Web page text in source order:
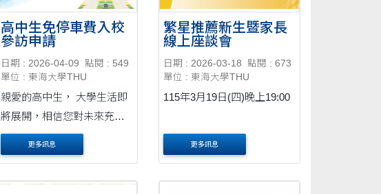
高中生免停車費入校
參訪申請
日期 : 2026-04-09
點閱 : 549
單位 : 東海大學THU
親愛的高中生， 大學生活即
將展開，相信您對未來充滿
期待！為了讓您更了解本校
環境，特別開放免停車費入
更多訊息
繁星推薦新生暨家長
線上座談會
日期 : 2026-03-18
點閱 : 673
單位 : 東海大學THU
115年3月19日(四)晚上19:00
更多訊息